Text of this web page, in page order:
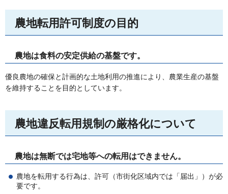
農地転用許可制度の目的
農地は食料の安定供給の基盤です。
優良農地の確保と計画的な土地利用の推進により、農業生産の基盤
を維持することを目的としています。
農地違反転用規制の厳格化について
農地は無断では宅地等への転用はできません。
農地を転用する行為は、許可（市街化区域内では「届出」）が必
要です。